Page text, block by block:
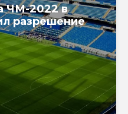
ЧМ-2022 в
разрешение